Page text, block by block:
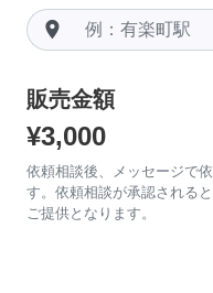
room
販売金額
¥3,000
依頼相談後、メッセージで
す。依頼相談が承認される
ご提供となります。